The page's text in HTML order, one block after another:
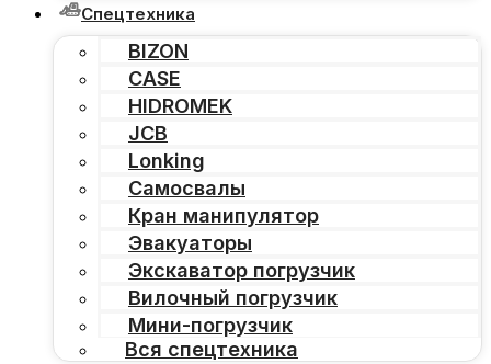
Спецтехника
BIZON
CASE
HIDROMEK
JCB
Lonking
Самосвалы
Кран манипулятор
Эвакуаторы
Экскаватор погрузчик
Вилочный погрузчик
Мини-погрузчик
Вся спецтехника